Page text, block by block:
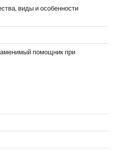
виды и особенности
помощник при